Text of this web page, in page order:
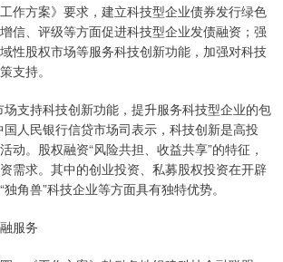
作方案》要求，建立科技型企业债券发行绿色
信、评级等方面促进科技型企业发债融资；强
性股权市场等服务科技创新功能，加强对科技
支持。
场支持科技创新功能，提升服务科技型企业的包
国人民银行信贷市场司表示，科技创新是高投
动。股权融资“风险共担、收益共享”的特征，
需求。其中的创业投资、私募股权投资在开辟
角兽”科技企业等方面具有独特优势。
服务